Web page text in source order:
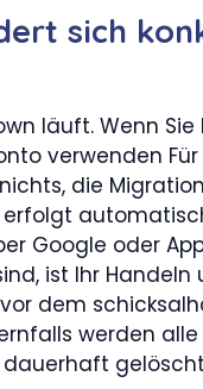
sich
läuft. Wenn Sie
verwenden Für
die
erfolgt
Google oder
ist Ihr Handeln
dem
werden alle